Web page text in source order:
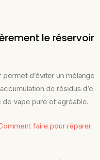
le réservoir
permet d’éviter un mélange
de résidus d’e-
vape pure et agréable.
faire pour réparer